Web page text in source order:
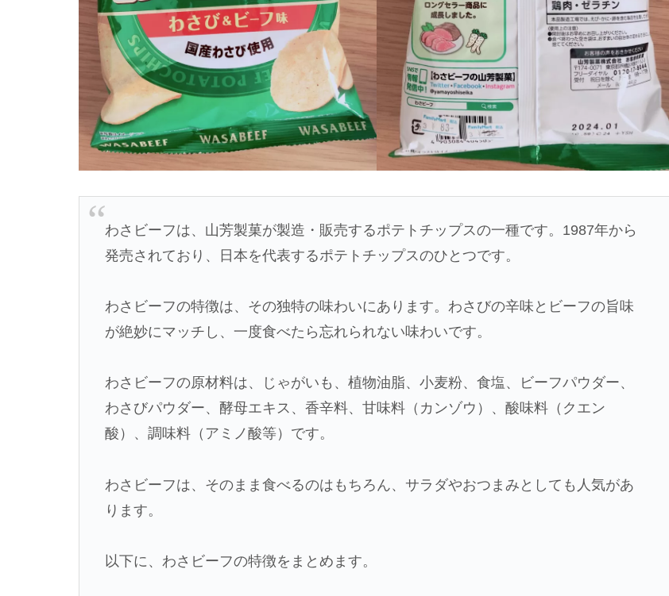
わさビーフは、山芳製菓が製造・販売するポテトチップスの一種です。1987年から
発売されており、日本を代表するポテトチップスのひとつです。
わさビーフの特徴は、その独特の味わいにあります。わさびの辛味とビーフの旨味
が絶妙にマッチし、一度食べたら忘れられない味わいです。
わさビーフの原材料は、じゃがいも、植物油脂、小麦粉、食塩、ビーフパウダー、
わさびパウダー、酵母エキス、香辛料、甘味料（カンゾウ）、酸味料（クエン
酸）、調味料（アミノ酸等）です。
わさビーフは、そのまま食べるのはもちろん、サラダやおつまみとしても人気があ
ります。
以下に、わさビーフの特徴をまとめます。